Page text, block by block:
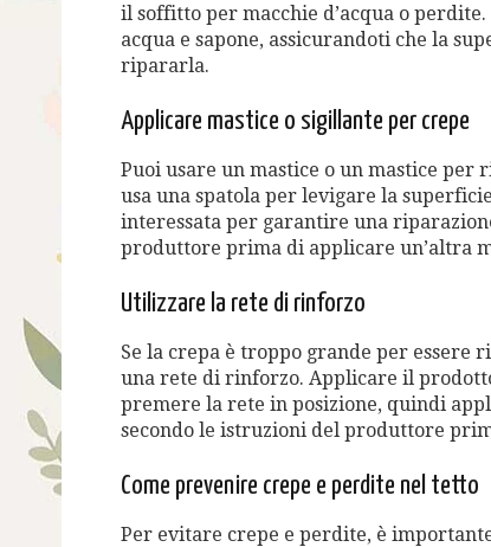
il soffitto per macchie d’acqua o
acqua e sapone, assicurandoti che la
ripararla.
Applicare mastice o sigillante per crepe
Puoi usare un mastice o un mastice per
usa una spatola per levigare la
interessata per garantire una
produttore prima di applicare un’altra
Utilizzare la rete di rinforzo
Se la crepa è troppo grande per essere
una rete di rinforzo. Applicare il
premere la rete in posizione, quindi
secondo le istruzioni del produttore
Come prevenire crepe e perdite nel tetto
Per evitare crepe e perdite, è